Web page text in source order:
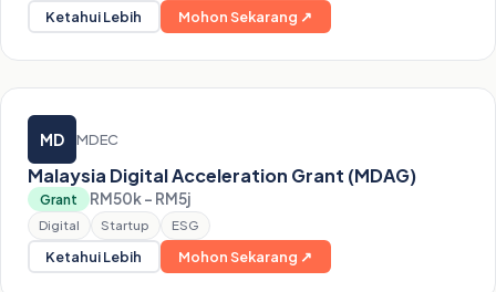
Ketahui Lebih Mohon Sekarang ↗
MD MDEC
Malaysia Digital Acceleration Grant (MDAG)
Grant RM50k – RM5j
Digital Startup ESG
Ketahui Lebih Mohon Sekarang ↗